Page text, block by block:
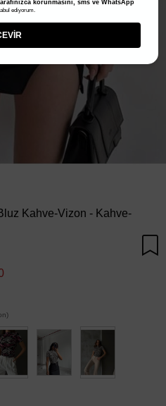
Kahve-Vizon - Kahve-
korunmasını, sms ve WhatsApp
ediyorum.